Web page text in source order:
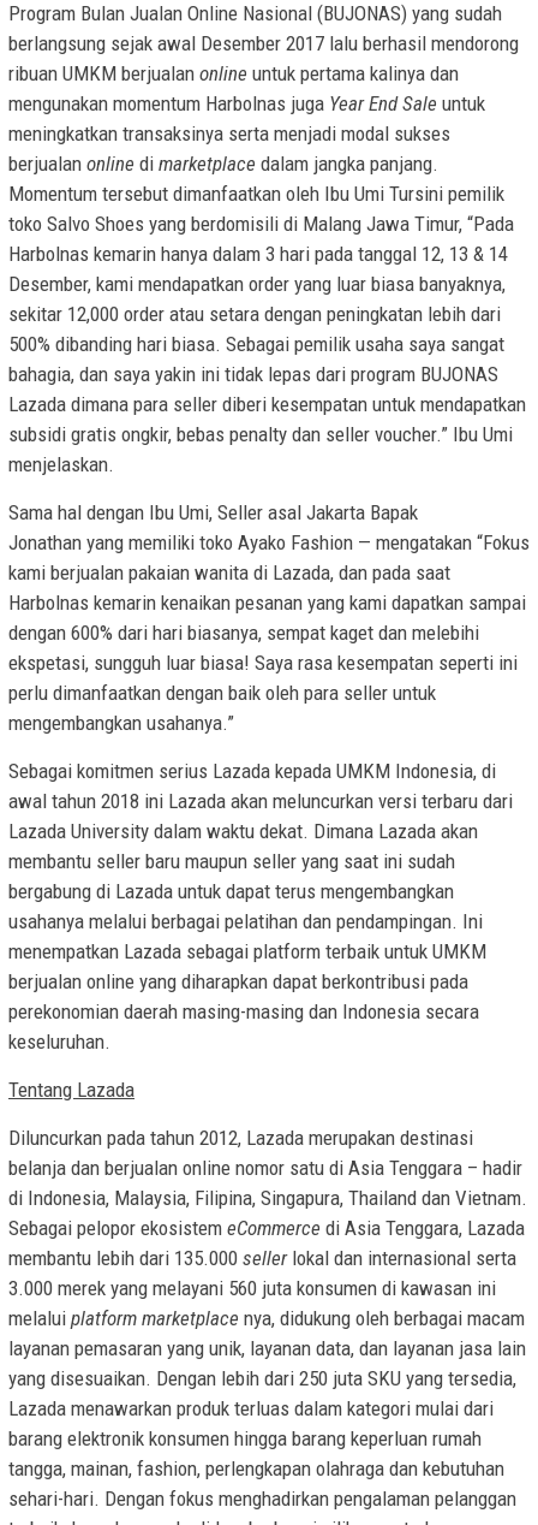
Program Bulan Jualan Online Nasional (BUJONAS) yang sudah
berlangsung sejak awal Desember 2017 lalu berhasil mendorong
ribuan UMKM berjualan online untuk pertama kalinya dan
mengunakan momentum Harbolnas juga Year End Sale untuk
meningkatkan transaksinya serta menjadi modal sukses
berjualan online di marketplace dalam jangka panjang.
Momentum tersebut dimanfaatkan oleh Ibu Umi Tursini pemilik
toko Salvo Shoes yang berdomisili di Malang Jawa Timur, “Pada
Harbolnas kemarin hanya dalam 3 hari pada tanggal 12, 13 & 14
Desember, kami mendapatkan order yang luar biasa banyaknya,
sekitar 12,000 order atau setara dengan peningkatan lebih dari
500% dibanding hari biasa. Sebagai pemilik usaha saya sangat
bahagia, dan saya yakin ini tidak lepas dari program BUJONAS
Lazada dimana para seller diberi kesempatan untuk mendapatkan
subsidi gratis ongkir, bebas penalty dan seller voucher.” Ibu Umi
menjelaskan.
Sama hal dengan Ibu Umi, Seller asal Jakarta Bapak
Jonathan yang memiliki toko Ayako Fashion — mengatakan “Fokus
kami berjualan pakaian wanita di Lazada, dan pada saat
Harbolnas kemarin kenaikan pesanan yang kami dapatkan sampai
dengan 600% dari hari biasanya, sempat kaget dan melebihi
ekspetasi, sungguh luar biasa! Saya rasa kesempatan seperti ini
perlu dimanfaatkan dengan baik oleh para seller untuk
mengembangkan usahanya.”
Sebagai komitmen serius Lazada kepada UMKM Indonesia, di
awal tahun 2018 ini Lazada akan meluncurkan versi terbaru dari
Lazada University dalam waktu dekat. Dimana Lazada akan
membantu seller baru maupun seller yang saat ini sudah
bergabung di Lazada untuk dapat terus mengembangkan
usahanya melalui berbagai pelatihan dan pendampingan. Ini
menempatkan Lazada sebagai platform terbaik untuk UMKM
berjualan online yang diharapkan dapat berkontribusi pada
perekonomian daerah masing-masing dan Indonesia secara
keseluruhan.
Tentang Lazada
Diluncurkan pada tahun 2012, Lazada merupakan destinasi
belanja dan berjualan online nomor satu di Asia Tenggara – hadir
di Indonesia, Malaysia, Filipina, Singapura, Thailand dan Vietnam.
Sebagai pelopor ekosistem eCommerce di Asia Tenggara, Lazada
membantu lebih dari 135.000 sellerlokal dan internasional serta
3.000 merek yang melayani 560 juta konsumen di kawasan ini
melalui platform marketplace nya, didukung oleh berbagai macam
layanan pemasaran yang unik, layanan data, dan layanan jasa lain
yang disesuaikan. Dengan lebih dari 250 juta SKU yang tersedia,
Lazada menawarkan produk terluas dalam kategori mulai dari
barang elektronik konsumen hingga barang keperluan rumah
tangga, mainan, fashion, perlengkapan olahraga dan kebutuhan
sehari-hari. Dengan fokus menghadirkan pengalaman pelanggan